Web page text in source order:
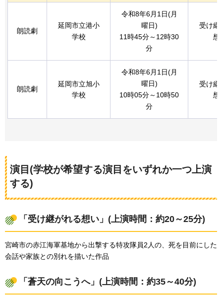
朗読劇
延岡市立港小
学校
令和8年6月1日(月
曜日)
11時45分～12時30
分
受け継
想
朗読劇
延岡市立旭小
学校
令和8年6月1日(月
曜日)
10時05分～10時50
分
受け継
想
演目(学校が希望する演目をいずれか一つ上演
する)
「受け継がれる想い」(上演時間：約20～25分)
宮崎市の赤江海軍基地から出撃する特攻隊員2人の、死を目前にした
会話や家族との別れを描いた作品
「蒼天の向こうへ」(上演時間：約35～40分)